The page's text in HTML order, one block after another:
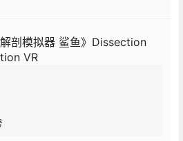
剖模拟器 鲨鱼》Dissection
VR